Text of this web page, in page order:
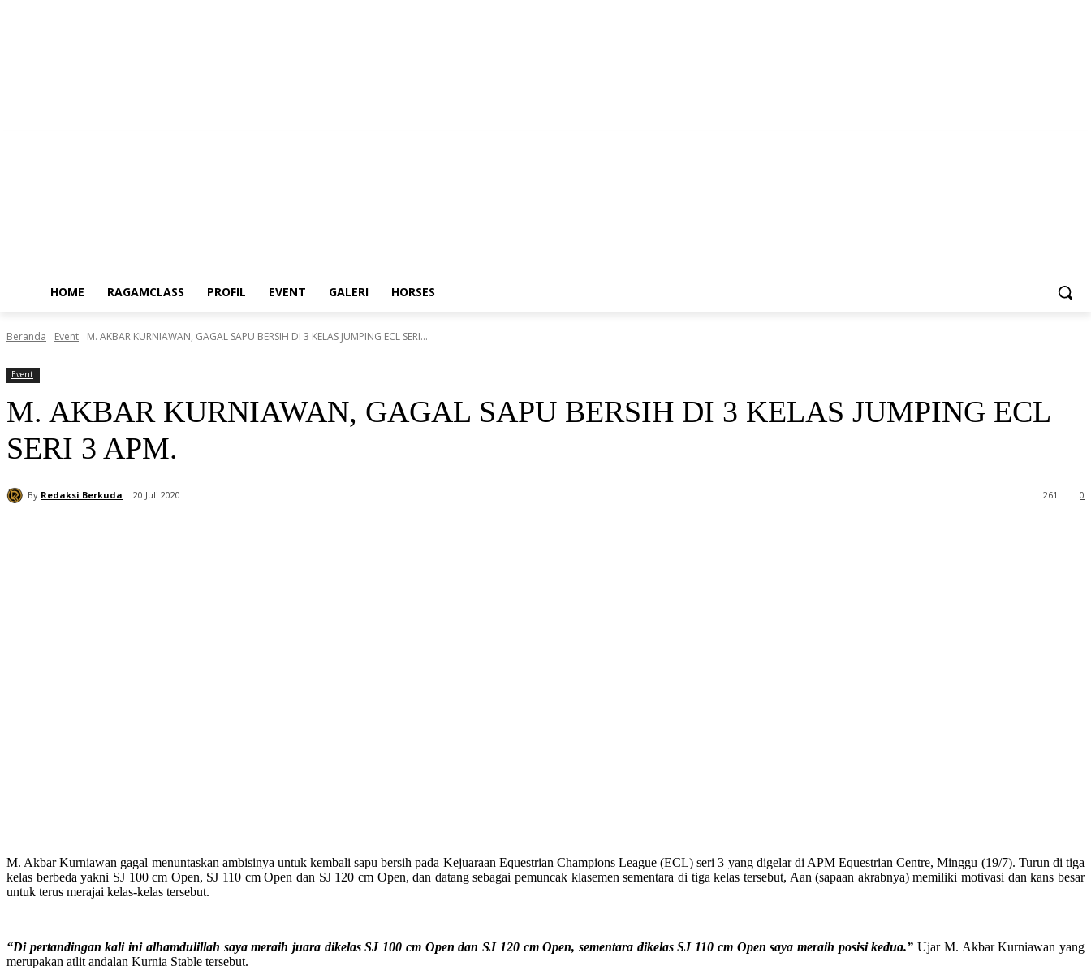
HOME RAGAMCLASS PROFIL EVENT GALERI HORSES
Beranda Event M. AKBAR KURNIAWAN, GAGAL SAPU BERSIH DI 3 KELAS JUMPING ECL SERI...
Event
M. AKBAR KURNIAWAN, GAGAL SAPU BERSIH DI 3 KELAS JUMPING ECL
SERI 3 APM.
By Redaksi Berkuda 20 Juli 2020 0
261
M. Akbar Kurniawan gagal menuntaskan ambisinya untuk kembali sapu bersih pada Kejuaraan Equestrian Champions League (ECL) seri 3 yang digelar di APM Equestrian Centre, Minggu (19/7). Turun di tiga
kelas berbeda yakni SJ 100 cm Open, SJ 110 cm Open dan SJ 120 cm Open, dan datang sebagai pemuncak klasemen sementara di tiga kelas tersebut, Aan (sapaan akrabnya) memiliki motivasi dan kans besar
untuk terus merajai kelas-kelas tersebut.
“Di pertandingan kali ini alhamdulillah saya meraih juara dikelas SJ 100 cm Open dan SJ 120 cm Open, sementara dikelas SJ 110 cm Open saya meraih posisi kedua.” Ujar M. Akbar Kurniawan yang
merupakan atlit andalan Kurnia Stable tersebut.